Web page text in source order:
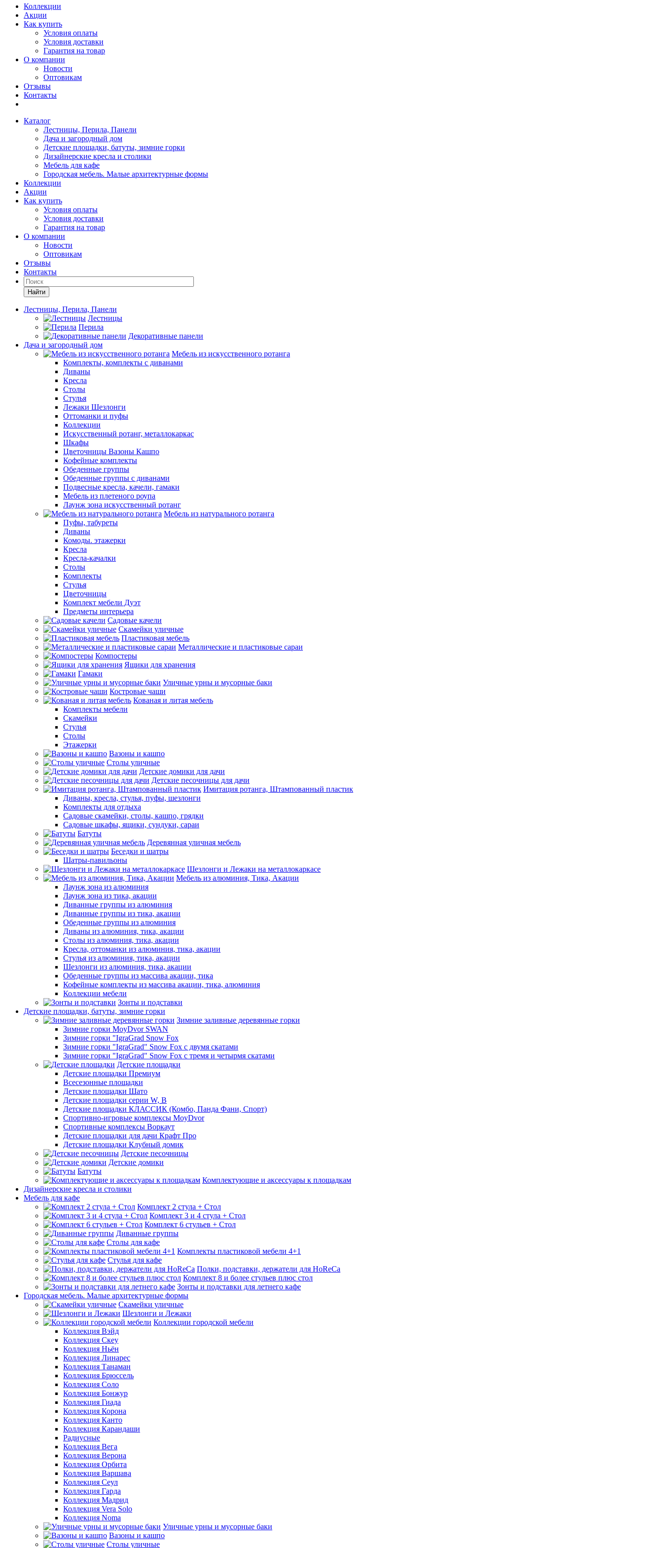
Коллекции
Акции
Как купить
Условия оплаты
Условия доставки
Гарантия на товар
О компании
Новости
Оптовикам
Отзывы
Контакты
Каталог
Лестницы, Перила, Панели
Дача и загородный дом
Детские площадки, батуты, зимние горки
Дизайнерские кресла и столики
Мебель для кафе
Городская мебель. Малые архитектурные формы
Коллекции
Акции
Как купить
Условия оплаты
Условия доставки
Гарантия на товар
О компании
Новости
Оптовикам
Отзывы
Контакты
Найти
Лестницы, Перила, Панели
Лестницы
Перила
Декоративные панели
Дача и загородный дом
Мебель из искусственного ротанга
Комплекты, комплекты с диванами
Диваны
Кресла
Столы
Стулья
Лежаки Шезлонги
Оттоманки и пуфы
Коллекции
Искусственный ротанг, металлокаркас
Шкафы
Цветочницы Вазоны Кашпо
Кофейные комплекты
Обеденные группы
Обеденные группы с диванами
Подвесные кресла, качели, гамаки
Мебель из плетеного роупа
Лаунж зона искусственный ротанг
Мебель из натурального ротанга
Пуфы, табуреты
Диваны
Комоды. этажерки
Кресла
Кресла-качалки
Столы
Комплекты
Стулья
Цветочницы
Комплект мебели Дуэт
Предметы интерьера
Садовые качели
Скамейки уличные
Пластиковая мебель
Металлические и пластиковые сараи
Компостеры
Ящики для хранения
Гамаки
Уличные урны и мусорные баки
Костровые чаши
Кованая и литая мебель
Комплекты мебели
Скамейки
Стулья
Столы
Этажерки
Вазоны и кашпо
Столы уличные
Детские домики для дачи
Детские песочницы для дачи
Имитация ротанга, Штампованный пластик
Диваны, кресла, стулья, пуфы, шезлонги
Комплекты для отдыха
Садовые скамейки, столы, кашпо, грядки
Садовые шкафы, ящики, сундуки, сараи
Батуты
Деревянная уличная мебель
Беседки и шатры
Шатры-павильоны
Шезлонги и Лежаки на металлокаркасе
Мебель из алюминия, Тика, Акации
Лаунж зона из алюминия
Лаунж зона из тика, акации
Диванные группы из алюминия
Диванные группы из тика, акации
Обеденные группы из алюминия
Диваны из алюминия, тика, акации
Столы из алюминия, тика, акации
Кресла, оттоманки из алюминия, тика, акации
Стулья из алюминия, тика, акации
Шезлонги из алюминия, тика, акации
Обеденные группы из массива акации, тика
Кофейные комплекты из массива акации, тика, алюминия
Коллекции мебели
Зонты и подставки
Детские площадки, батуты, зимние горки
Зимние заливные деревянные горки
Зимние горки MoyDvor SWAN
Зимние горки "IgraGrad Snow Fox
Зимние горки "IgraGrad" Snow Fox с двумя скатами
Зимние горки "IgraGrad" Snow Fox с тремя и четырмя скатами
Детские площадки
Детские площадки Премиум
Всесезонные площадки
Детские площадки Шато
Детские площадки серии W, В
Детские площадки КЛАССИК (Комбо, Панда Фани, Спорт)
Спортивно-игровые комплексы MoyDvor
Спортивные комплексы Воркаут
Детские площадки для дачи Крафт Про
Детские площадки Клубный домик
Детские песочницы
Детские домики
Батуты
Комплектующие и аксессуары к площадкам
Дизайнерские кресла и столики
Мебель для кафе
Комплект 2 стула + Стол
Комплект 3 и 4 стула + Стол
Комплект 6 стульев + Стол
Диванные группы
Столы для кафе
Комплекты пластиковой мебели 4+1
Стулья для кафе
Полки, подставки, держатели для HoReCa
Комплект 8 и более стульев плюс стол
Зонты и подставки для летнего кафе
Городская мебель. Малые архитектурные формы
Скамейки уличные
Шезлонги и Лежаки
Коллекции городской мебели
Коллекция Вэйд
Коллекция Скеу
Коллекция Ньён
Коллекция Линарес
Коллекция Танаман
Коллекция Брюссель
Коллекция Соло
Коллекция Бонжур
Коллекция Гиада
Коллекция Корона
Коллекция Канто
Коллекция Карандаши
Радиусные
Коллекция Вега
Коллекция Верона
Коллекция Орбита
Коллекция Варшава
Коллекция Сеул
Коллекция Гарда
Коллекция Мадрид
Коллекция Vera Solo
Коллекция Noma
Уличные урны и мусорные баки
Вазоны и кашпо
Столы уличные